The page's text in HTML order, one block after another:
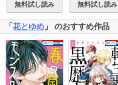
無料試し読み 無料試し読み
「 花とゆめ 」 のおすすめ作品